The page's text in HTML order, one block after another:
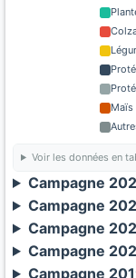
Maïs
Voir les données en
Campagne
Campagne
Campagne
Campagne
Campagne